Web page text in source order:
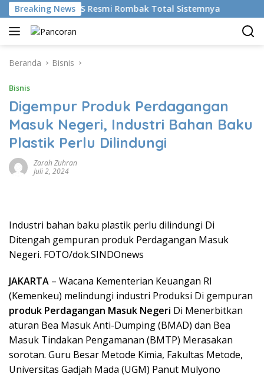
Langsung
ke
konten
Breaking News
AI, BRMS Resmi Rombak Total Sistemnya
Beranda Bisnis
Bisnis
Digempur Produk Perdagangan
Masuk Negeri, Industri Bahan Baku
Plastik Perlu Dilindungi
Zarah Zuhran
Juli 2, 2024
Industri bahan baku plastik perlu dilindungi Di
Ditengah gempuran produk Perdagangan Masuk
Negeri. FOTO/dok.SINDOnews
JAKARTA – Wacana Kementerian Keuangan RI
(Kemenkeu) melindungi industri Produksi Di gempuran
produk Perdagangan Masuk Negeri Di Menerbitkan
aturan Bea Masuk Anti-Dumping (BMAD) dan Bea
Masuk Tindakan Pengamanan (BMTP) Merasakan
sorotan. Guru Besar Metode Kimia, Fakultas Metode,
Universitas Gadjah Mada (UGM) Panut Mulyono